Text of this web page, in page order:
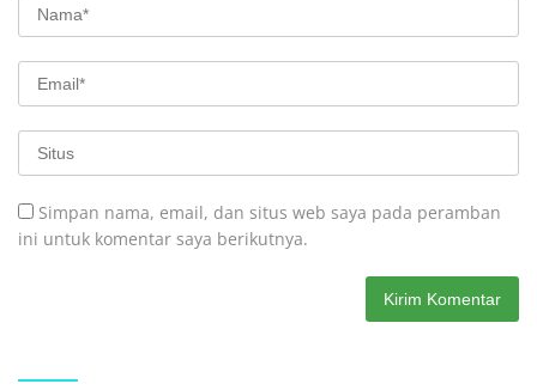
Simpan nama, email, dan situs web saya pada peramban
ini untuk komentar saya berikutnya.